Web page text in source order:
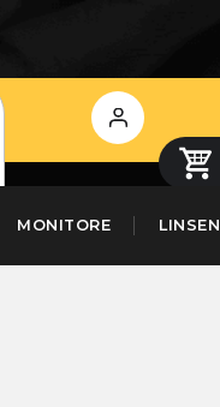
Login
MONITORE LINSEN